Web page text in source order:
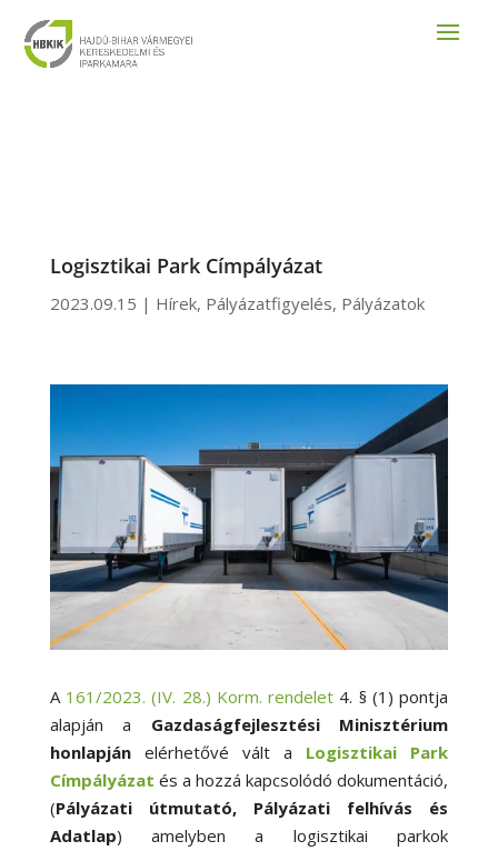
Logisztikai Park Címpályázat
2023.09.15 | Hírek, Pályázatfigyelés, Pályázatok
A 161/2023. (IV. 28.) Korm. rendelet 4. § (1) pontja
alapján a Gazdaságfejlesztési Minisztérium
honlapjánelérhetővé vált a Logisztikai Park
Címpályázat és a hozzá kapcsolódó dokumentáció,
(Pályázati útmutató, Pályázati felhívás és
Adatlap) amelyben a logisztikai parkok